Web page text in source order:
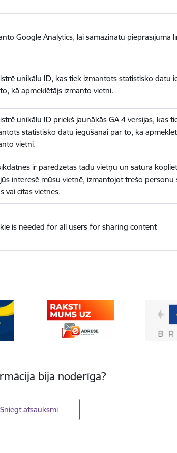
Google Analytics, lai samazinātu pieprasījuma
unikālu ID, kas tiek izmantots statistisko datu
kā apmeklētājs izmanto vietni.
unikālu ID priekš jaunākās GA 4 versijas, kas
statistisko datu iegūšanai par to, kā
vietni.
ir paredzētas tādu vietņu un satura
interesē mūsu vietnē, izmantojot trešo personu
vai citas vietnes.
is needed for all users for sharing content
bija noderīga?
Sniegt atsauksmi